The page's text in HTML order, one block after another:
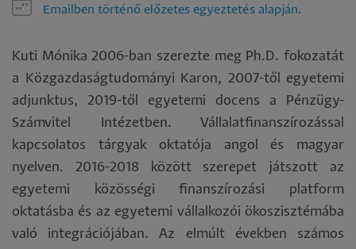
Emailben történő előzetes egyeztetés alapján.
Kuti Mónika 2006-ban szerezte meg Ph.D. fokozatát
a Közgazdaságtudományi Karon, 2007-től egyetemi
adjunktus, 2019-től egyetemi docens a Pénzügy-
Számvitel Intézetben. Vállalatfinanszírozással
kapcsolatos tárgyak oktatója angol és magyar
nyelven. 2016-2018 között szerepet játszott az
egyetemi közösségi finanszírozási platform
oktatásba és az egyetemi vállalkozói ökoszisztémába
való integrációjában. Az elmúlt években számos